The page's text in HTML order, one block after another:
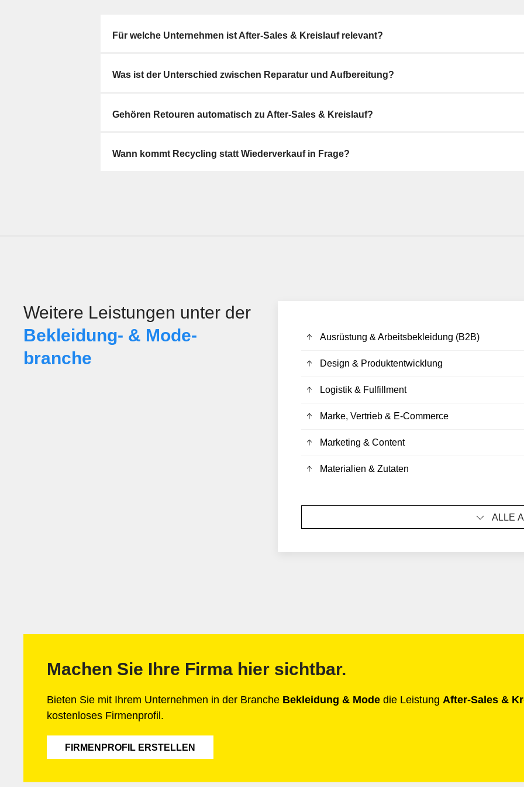
Für welche Unternehmen ist After-Sales & Kreislauf relevant?
Was ist der Unterschied zwischen Reparatur und Aufbereitung?
Gehören Retouren automatisch zu After-Sales & Kreislauf?
Wann kommt Recycling statt Wiederverkauf in Frage?
Weitere Leistungen unter der
Bekleidung- & Mode­
branche
Ausrüstung & Arbeitsbekleidung (B2B)
Design & Produktentwicklung
Logistik & Fulfillment
Marke, Vertrieb & E-Commerce
Marketing & Content
Materialien & Zutaten
ALLE
Machen Sie Ihre Firma hier sichtbar.
Bieten Sie mit Ihrem Unternehmen in der Branche Bekleidung & Mode die Leistung After-Sales &
kostenloses Firmenprofil.
FIRMENPROFIL ERSTELLEN